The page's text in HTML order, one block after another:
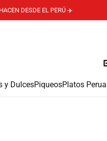
DESDE EL PERÚ ✈️
y DulcesPiqueosPlatos